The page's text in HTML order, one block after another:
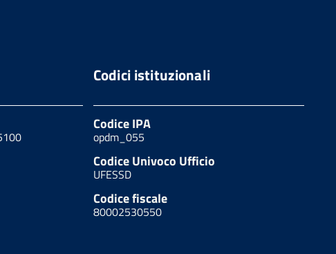
Codici istituzionali
Codice IPA
opdm_055
Codice Univoco Ufficio
UFESSD
Codice fiscale
80002530550